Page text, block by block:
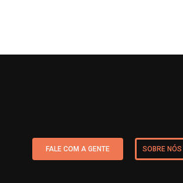
FALE COM A GENTE SOBRE NÓS